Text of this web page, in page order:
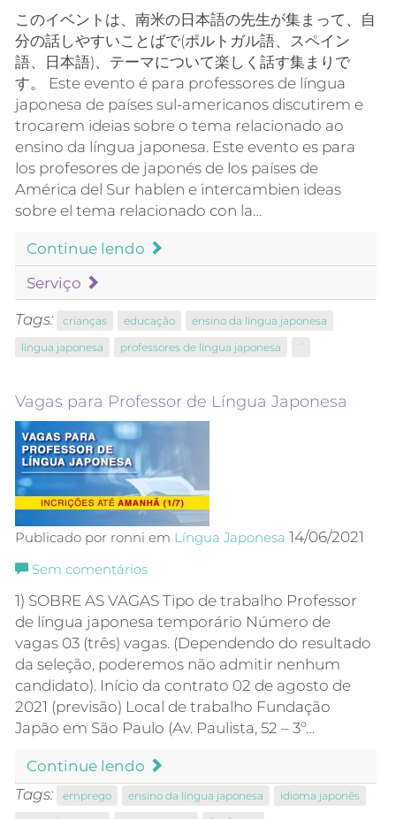
このイベントは、南米の日本語の先生が集まって、自
分の話しやすいことばで(ポルトガル語、スペイン
語、日本語)、テーマについて楽しく話す集まりで
す。 Este evento é para professores de língua
japonesa de países sul-americanos discutirem e
trocarem ideias sobre o tema relacionado ao
ensino da língua japonesa. Este evento es para
los profesores de japonés de los países de
América del Sur hablen e intercambien ideas
sobre el tema relacionado con la…
Continue lendo
Serviço
Tags: crianças educação
ensino da língua japonesa
língua japonesa
professores de língua japonesa ´
Vagas para Professor de Língua Japonesa
Publicado por ronni em Língua Japonesa 14/06/2021
Sem comentários
1) SOBRE AS VAGAS Tipo de trabalho Professor
de língua japonesa temporário Número de
vagas 03 (três) vagas. (Dependendo do resultado
da seleção, poderemos não admitir nenhum
candidato). Início da contrato 02 de agosto de
2021 (previsão) Local de trabalho Fundação
Japão em São Paulo (Av. Paulista, 52 – 3º…
Continue lendo
Tags:
emprego ensino da língua japonesa
idioma japonês